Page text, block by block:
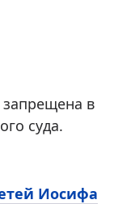
в
суда.
Иосифа